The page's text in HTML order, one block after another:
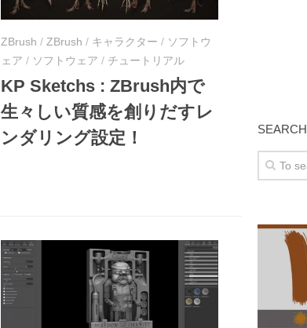
ZBrush / ZBrush / キャラクター / ソフトウ
ェア / ソフトウェア / チュートリアル
KP Sketchs : ZBrush内で
生々しい質感を創りだすレ
ンダリング設定！
SEARCH